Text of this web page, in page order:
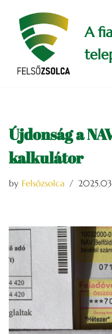
Skip
content
A
Újdonság a
kalkulátor
by Felsőzsolca